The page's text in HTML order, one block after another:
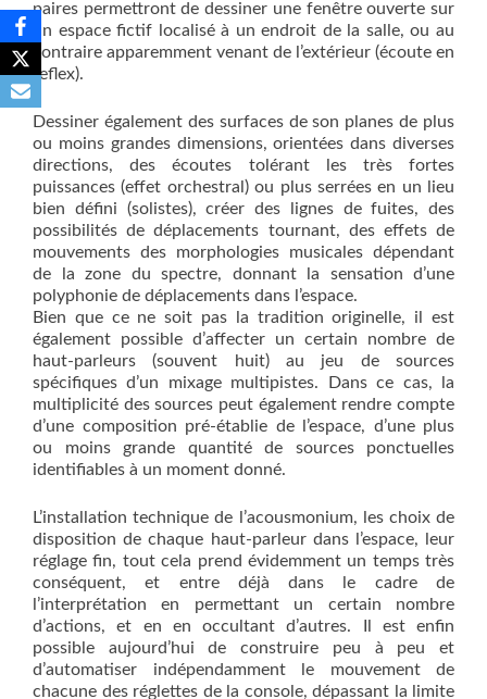
paires permettront de dessiner une fenêtre ouverte sur
un espace fictif localisé à un endroit de la salle, ou au
contraire apparemment venant de l’extérieur (écoute en
reflex).
Dessiner également des surfaces de son planes de plus
ou moins grandes dimensions, orientées dans diverses
directions, des écoutes tolérant les très fortes
puissances (effet orchestral) ou plus serrées en un lieu
bien défini (solistes), créer des lignes de fuites, des
possibilités de déplacements tournant, des effets de
mouvements des morphologies musicales dépendant
de la zone du spectre, donnant la sensation d’une
polyphonie de déplacements dans l’espace.
Bien que ce ne soit pas la tradition originelle, il est
également possible d’affecter un certain nombre de
haut-parleurs (souvent huit) au jeu de sources
spécifiques d’un mixage multipistes. Dans ce cas, la
multiplicité des sources peut également rendre compte
d’une composition pré-établie de l’espace, d’une plus
ou moins grande quantité de sources ponctuelles
identifiables à un moment donné.
L’installation technique de l’acousmonium, les choix de
disposition de chaque haut-parleur dans l’espace, leur
réglage fin, tout cela prend évidemment un temps très
conséquent, et entre déjà dans le cadre de
l’interprétation en permettant un certain nombre
d’actions, et en en occultant d’autres. Il est enfin
possible aujourd’hui de construire peu à peu et
d’automatiser indépendamment le mouvement de
chacune des réglettes de la console, dépassant la limite